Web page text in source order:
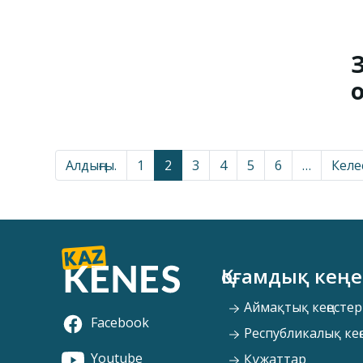
Алдыңғы. 1 2 3 4 5 6 …
Facebook
Youtube
Қоғамдық
Аймақтық кеңестер
Республикалық
Құжаттар